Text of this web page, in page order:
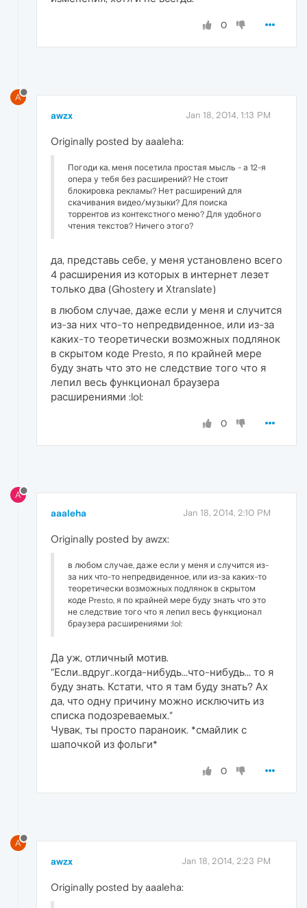
0
A
awzx Jan 18, 2014, 1:13 PM
Originally posted by aaaleha:
Погоди ка, меня посетила простая мысль - а 12-я
опера у тебя без расширений? Не стоит
блокировка рекламы? Нет расширений для
скачивания видео/музыки? Для поиска
торрентов из контекстного меню? Для удобного
чтения текстов? Ничего этого?
да, представь себе, у меня установлено всего
4 расширения из которых в интернет лезет
только два (Ghostery и Xtranslate)
в любом случае, даже если у меня и случится
из-за них что-то непредвиденное, или из-за
каких-то теоретически возможных подлянок
в скрытом коде Presto, я по крайней мере
буду знать что это не следствие того что я
лепил весь функционал браузера
расширениями :lol:
0
A
aaaleha Jan 18, 2014, 2:10 PM
Originally posted by awzx:
в любом случае, даже если у меня и случится из-
за них что-то непредвиденное, или из-за каких-то
теоретически возможных подлянок в скрытом
коде Presto, я по крайней мере буду знать что это
не следствие того что я лепил весь функционал
браузера расширениями :lol:
Да уж, отличный мотив.
"Если..вдруг..когда-нибудь...что-нибудь... то я
буду знать. Кстати, что я там буду знать? Ах
да, что одну причину можно исключить из
списка подозреваемых."
Чувак, ты просто параноик. *смайлик с
шапочкой из фольги*
0
A
awzx Jan 18, 2014, 2:23 PM
Originally posted by aaaleha: